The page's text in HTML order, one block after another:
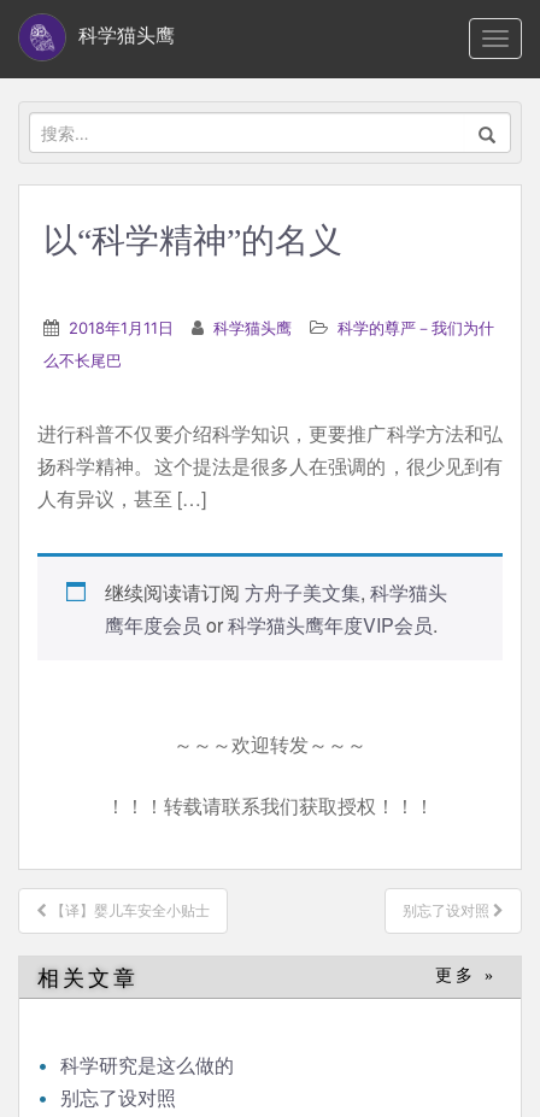
i
科学猫头鹰
搜
索：
以“科学精神”的名义
2018年1月11日 科学猫头鹰
科学的尊严－我们为什
么不长尾巴
进行科普不仅要介绍科学知识，更要推广科学方法和弘
扬科学精神。这个提法是很多人在强调的，很少见到有
人有异议，甚至 […]
继续阅读请订阅 方舟子美文集, 科学猫头
鹰年度会员 or科学猫头鹰年度VIP会员.
～～～欢迎转发～～～
！！！转载请联系我们获取授权！！！
文
章
导
航
【译】婴儿车安全小贴士 别忘了设对照
相关文章 更多 »
科学研究是这么做的
别忘了设对照